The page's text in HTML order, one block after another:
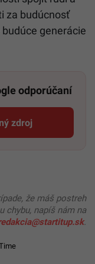
za budúcnosť
generácie
odporúčaní
zdroj
odkaz sa otvorí v
že máš postreh
chybu, napíš nám na
.